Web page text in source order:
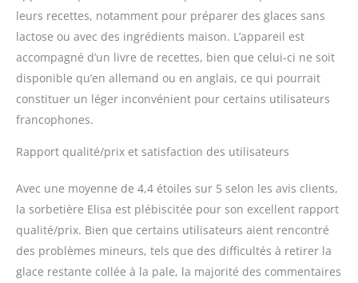
leurs recettes, notamment pour préparer des glaces sans
lactose ou avec des ingrédients maison. L’appareil est
accompagné d’un livre de recettes, bien que celui-ci ne soit
disponible qu’en allemand ou en anglais, ce qui pourrait
constituer un léger inconvénient pour certains utilisateurs
francophones.
Rapport qualité/prix et satisfaction des utilisateurs
Avec une moyenne de 4,4 étoiles sur 5 selon les avis clients,
la sorbetière Elisa est plébiscitée pour son excellent rapport
qualité/prix. Bien que certains utilisateurs aient rencontré
des problèmes mineurs, tels que des difficultés à retirer la
glace restante collée à la pale, la majorité des commentaires